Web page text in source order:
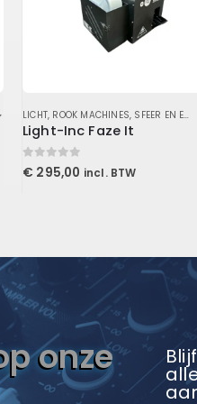
LICHT, ROOK MACHINES, SFEER EN EFFECTEN
Light-Inc Faze It
0out of 5
€ 295,00 incl. BTW
onze